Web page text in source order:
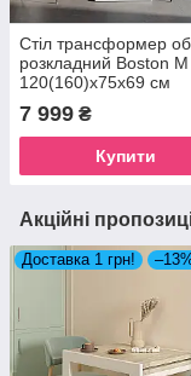
Стіл трансформер
розкладний Boston M
120(160)x75x69 см
7 999 ₴
Купити
Акційні
Доставка 1 грн!